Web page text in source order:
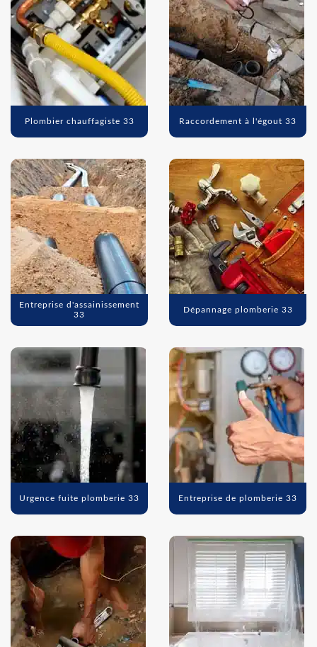
Plombier chauffagiste 33 Raccordement à l'égout 33
Entreprise d'assainissement
33
Dépannage plomberie 33
Urgence fuite plomberie 33 Entreprise de plomberie 33